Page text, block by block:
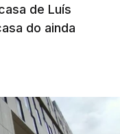
de Luís
do ainda